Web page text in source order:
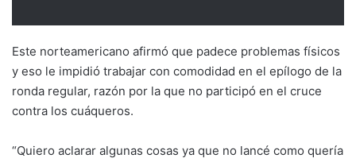
Este norteamericano afirmó que padece problemas físicos
y eso le impidió trabajar con comodidad en el epílogo de la
ronda regular, razón por la que no participó en el cruce
contra los cuáqueros.
“Quiero aclarar algunas cosas ya que no lancé como quería